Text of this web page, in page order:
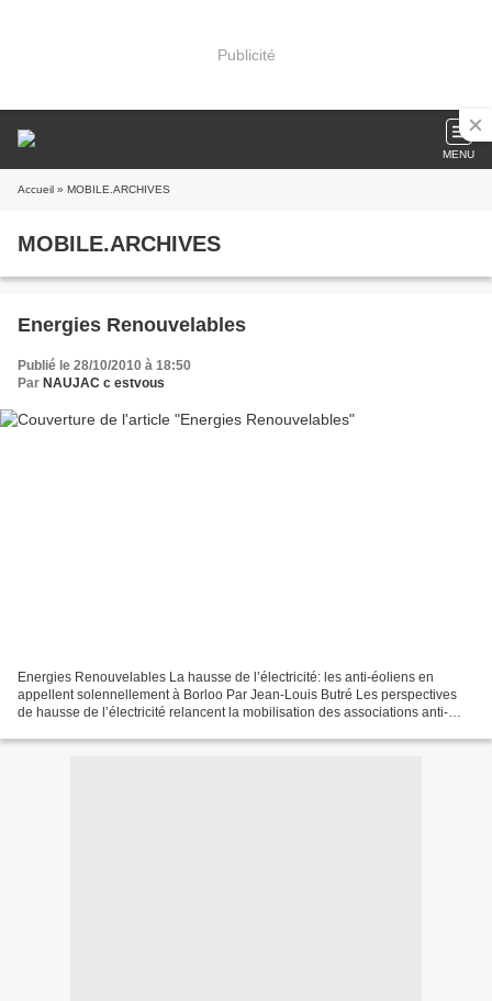
Publicité
MENU
Accueil » MOBILE.ARCHIVES
MOBILE.ARCHIVES
Energies Renouvelables
Publié le 28/10/2010 à 18:50
Par NAUJAC c estvous
Energies Renouvelables La hausse de l’électricité: les anti-éoliens en
appellent solennellement à Borloo Par Jean-Louis Butré Les perspectives
de hausse de l’électricité relancent la mobilisation des associations anti-